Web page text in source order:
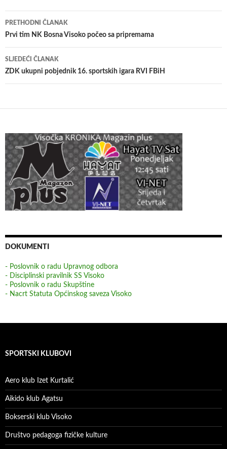
Navigacija
članaka
PRETHODNI ČLANAK
Prvi tim NK Bosna Visoko počeo sa pripremama
SLJEDEĆI ČLANAK
ZDK ukupni pobjednik 16. sportskih igara RVI FBiH
DOKUMENTI
- Poslovnik o radu Upravnog odbora
- Disciplinski pravilnik SS Visoko
- Poslovnik o radu Skupštine
- Nacrt Statuta Općinskog saveza Visoko
SPORTSKI KLUBOVI
Aero klub Izet Kurtalić
Aikido klub Agatsu
Bokserski klub Visoko
Društvo pedagoga fizičke kulture